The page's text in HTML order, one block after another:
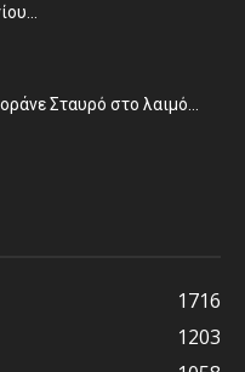
Σταυρό στο λαιμό…
1716
1203